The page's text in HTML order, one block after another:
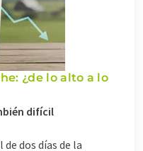
¿de lo alto a lo
difícil
dos días de la